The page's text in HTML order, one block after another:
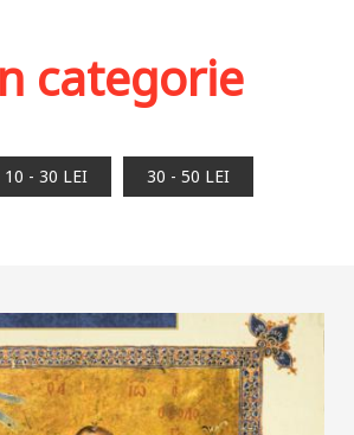
categorie
10 - 30 LEI 30 - 50 LEI